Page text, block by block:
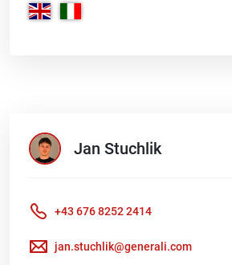
Jan Stuchlik
+43 676 8252 2414
jan.stuchlik@generali.com